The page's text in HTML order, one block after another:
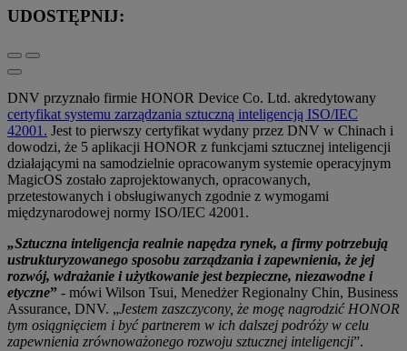
UDOSTĘPNIJ:
DNV przyznało firmie HONOR Device Co. Ltd. akredytowany
certyfikat systemu zarządzania sztuczną inteligencją ISO/IEC
42001. Jest to pierwszy certyfikat wydany przez DNV w Chinach i
dowodzi, że 5 aplikacji HONOR z funkcjami sztucznej inteligencji
działającymi na samodzielnie opracowanym systemie operacyjnym
MagicOS zostało zaprojektowanych, opracowanych,
przetestowanych i obsługiwanych zgodnie z wymogami
międzynarodowej normy ISO/IEC 42001.
„Sztuczna inteligencja realnie napędza rynek, a firmy potrzebują
ustrukturyzowanego sposobu zarządzania i zapewnienia, że jej
rozwój, wdrażanie i użytkowanie jest bezpieczne, niezawodne i
etyczne” - mówi Wilson Tsui, Menedżer Regionalny Chin, Business
Assurance, DNV. „Jestem zaszczycony, że mogę nagrodzić HONOR
tym osiągnięciem i być partnerem w ich dalszej podróży w celu
zapewnienia zrównoważonego rozwoju sztucznej inteligencji”.